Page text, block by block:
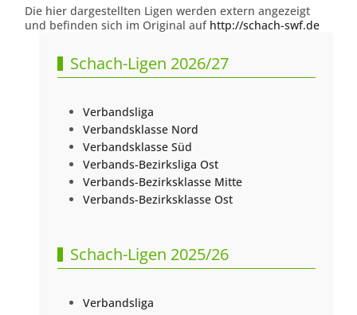
Die hier dargestellten Ligen werden extern angezeigt
und befinden sich im Original auf http://schach-swf.de
Schach-Ligen 2026/27
Verbandsliga
Verbandsklasse Nord
Verbandsklasse Süd
Verbands-Bezirksliga Ost
Verbands-Bezirksklasse Mitte
Verbands-Bezirksklasse Ost
Schach-Ligen 2025/26
Verbandsliga